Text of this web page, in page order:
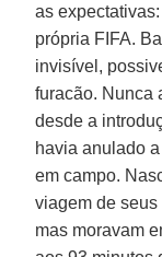
as
própria FIFA.
invisível,
furacão. Nunca
desde a
havia anulado
em campo.
viagem de
mas moravam